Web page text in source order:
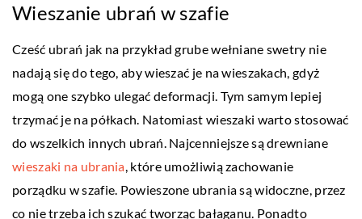
Wieszanie ubrań w szafie
Cześć ubrań jak na przykład grube wełniane swetry nie
nadają się do tego, aby wieszać je na wieszakach, gdyż
mogą one szybko ulegać deformacji. Tym samym lepiej
trzymać je na półkach. Natomiast wieszaki warto stosować
do wszelkich innych ubrań. Najcenniejsze są drewniane
wieszaki na ubrania, które umożliwią zachowanie
porządku w szafie. Powieszone ubrania są widoczne, przez
co nie trzeba ich szukać tworząc bałaganu. Ponadto